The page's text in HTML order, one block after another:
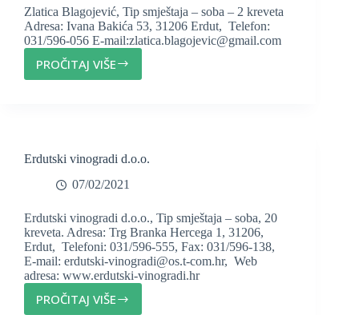
Zlatica Blagojević, Tip smještaja – soba – 2 kreveta
Adresa: Ivana Bakića 53, 31206 Erdut, Telefon:
031/596-056 E-mail:zlatica.blagojevic@gmail.com
PROČITAJ VIŠE
ZLATICA
Erdutski vinogradi d.o.o.
07/02/2021
Erdutski vinogradi d.o.o., Tip smještaja – soba, 20
kreveta. Adresa: Trg Branka Hercega 1, 31206,
Erdut, Telefoni: 031/596-555, Fax: 031/596-138,
E-mail: erdutski-vinogradi@os.t-com.hr, Web
adresa: www.erdutski-vinogradi.hr
PROČITAJ VIŠE
ERDUTSKI